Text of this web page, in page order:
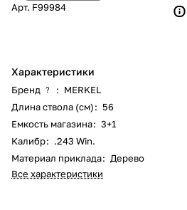
Арт. F99984
Характеристики
Бренд ? : MERKEL
Длина ствола (см): 56
Емкость магазина: 3+1
Калибр: .243 Win.
Материал приклада: Дерево
Все характеристики